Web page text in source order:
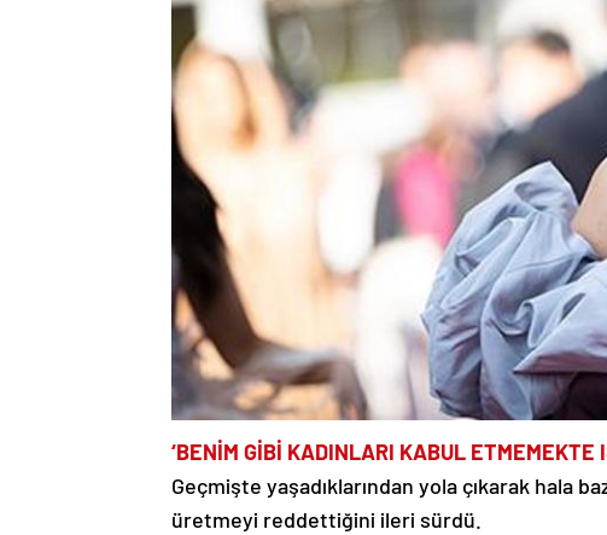
‘BENİM GİBİ KADINLARI KABUL ETMEMEKTE
Geçmişte yaşadıklarından yola çıkarak hala
üretmeyi reddettiğini ileri sürdü.